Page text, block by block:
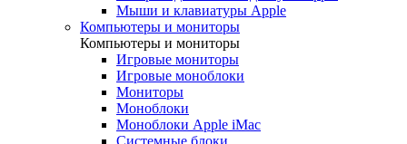
Мыши и клавиатуры Apple
Компьютеры и мониторы
Компьютеры и мониторы
Игровые мониторы
Игровые моноблоки
Мониторы
Моноблоки
Моноблоки Apple iMac
Системные блоки